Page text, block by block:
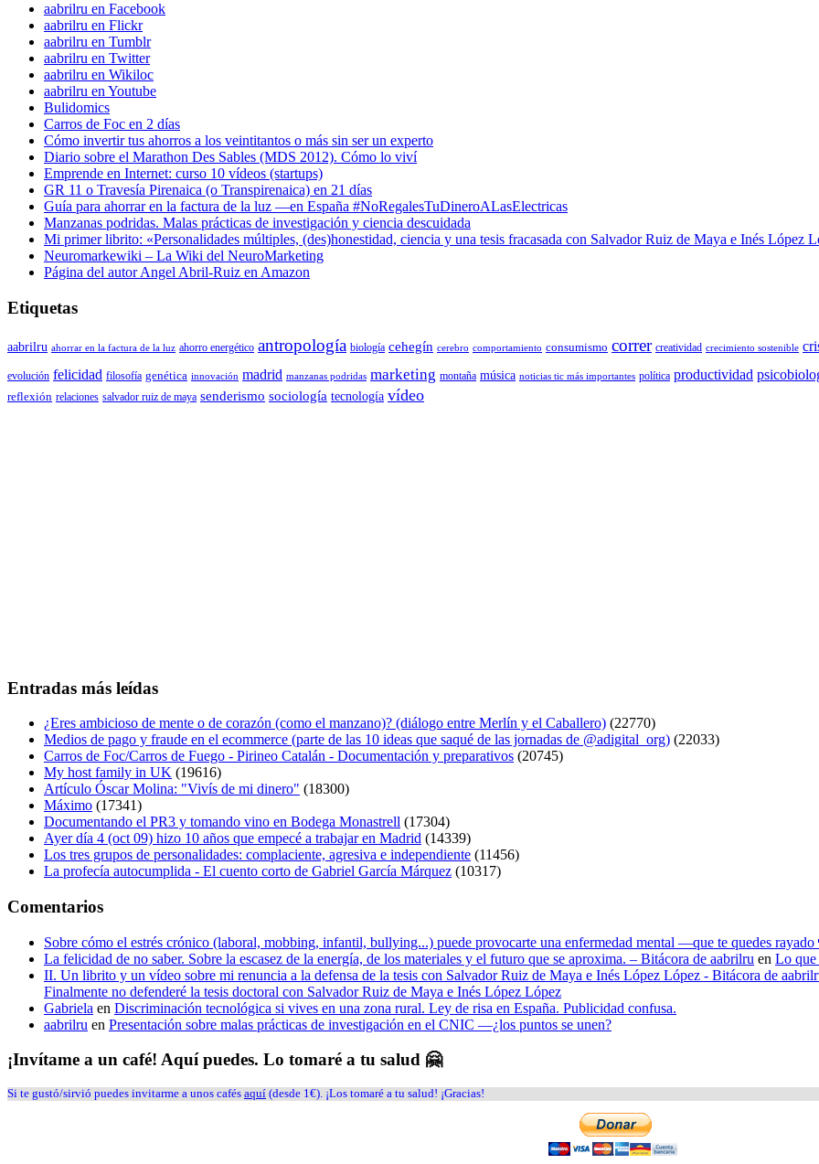
aabrilru en Facebook
aabrilru en Flickr
aabrilru en Tumblr
aabrilru en Twitter
aabrilru en Wikiloc
aabrilru en Youtube
Bulidomics
Carros de Foc en 2 días
Cómo invertir tus ahorros a los veintitantos o más sin ser un experto
Diario sobre el Marathon Des Sables (MDS 2012). Cómo lo viví
Emprende en Internet: curso 10 vídeos (startups)
GR 11 o Travesía Pirenaica (o Transpirenaica) en 21 días
Guía para ahorrar en la factura de la luz —en España #NoRegalesTuDineroALasElectricas
Manzanas podridas. Malas prácticas de investigación y ciencia descuidada
Mi primer librito: «Personalidades múltiples, (des)honestidad, ciencia y una tesis fracasada con Salvador Ruiz de Maya e Inés López
Neuromarkewiki – La Wiki del NeuroMarketing
Página del autor Angel Abril-Ruiz en Amazon
Etiquetas
aabrilru ahorrar en la factura de la luz ahorro energético antropología biología cehegín cerebro comportamiento consumismo correr creatividad crecimiento sostenible
evolución felicidad filosofía genética innovación madrid manzanas podridas marketing montaña música noticias tic más importantes política productividad
reflexión relaciones salvador ruiz de maya senderismo sociología tecnología vídeo
Entradas más leídas
¿Eres ambicioso de mente o de corazón (como el manzano)? (diálogo entre Merlín y el Caballero) (22770)
Medios de pago y fraude en el ecommerce (parte de las 10 ideas que saqué de las jornadas de @adigital_org) (22033)
Carros de Foc/Carros de Fuego - Pirineo Catalán - Documentación y preparativos (20745)
My host family in UK (19616)
Artículo Óscar Molina: "Vivís de mi dinero" (18300)
Máximo (17341)
Documentando el PR3 y tomando vino en Bodega Monastrell (17304)
Ayer día 4 (oct 09) hizo 10 años que empecé a trabajar en Madrid (14339)
Los tres grupos de personalidades: complaciente, agresiva e independiente (11456)
La profecía autocumplida - El cuento corto de Gabriel García Márquez (10317)
Comentarios
Sobre cómo el estrés crónico (laboral, mobbing, infantil, bullying...) puede provocarte una enfermedad mental —que te quedes
La felicidad de no saber. Sobre la escasez de la energía, de los materiales y el futuro que se aproxima. – Bitácora de aabrilru en Lo que
II. Un librito y un vídeo sobre mi renuncia a la defensa de la tesis con Salvador Ruiz de Maya e Inés López López - Bitácora de
Finalmente no defenderé la tesis doctoral con Salvador Ruiz de Maya e Inés López López
Gabriela en Discriminación tecnológica si vives en una zona rural. Ley de risa en España. Publicidad confusa.
aabrilru en Presentación sobre malas prácticas de investigación en el CNIC —¿los puntos se unen?
¡Invítame a un café! Aquí puedes. Lo tomaré a tu salud 🤗
Si te gustó/sirvió puedes invitarme a unos cafés aquí (desde 1€). ¡Los tomaré a tu salud! ¡Gracias!